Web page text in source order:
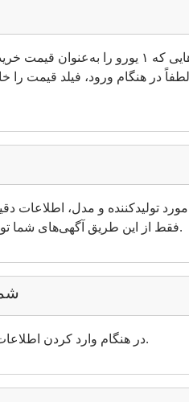
لطفاً قیمت 1 یورو را در آگهی‌ها وارد نکنید.
در هنگام ورود، فیلد قیمت
تولیدکننده و مدل، اطلاعات
فقط از این طریق آگهی‌های شما توسط خریداران بالقوه از طریق قابلیت جستجو پیدا می‌شوند.
در هنگام وارد کردن اطلاعات تماس خود، حتماً یک شماره تلفن قابل دسترس ارائه دهید.